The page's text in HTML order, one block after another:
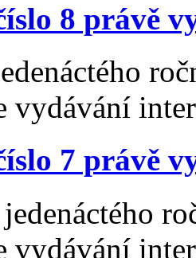
8 právě
vydávání
7 právě
jedenáctého
vydávání